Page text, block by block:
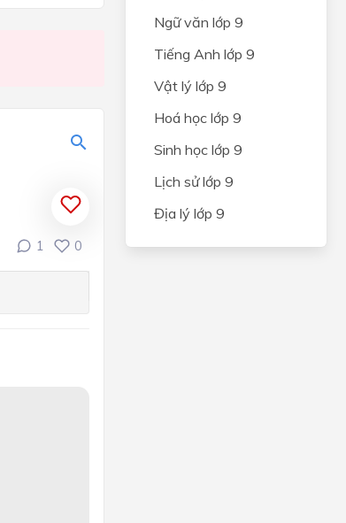
1 0
Ngữ văn lớp 9
Tiếng Anh lớp 9
Vật lý lớp 9
Hoá học lớp 9
Sinh học lớp 9
Lịch sử lớp 9
Địa lý lớp 9